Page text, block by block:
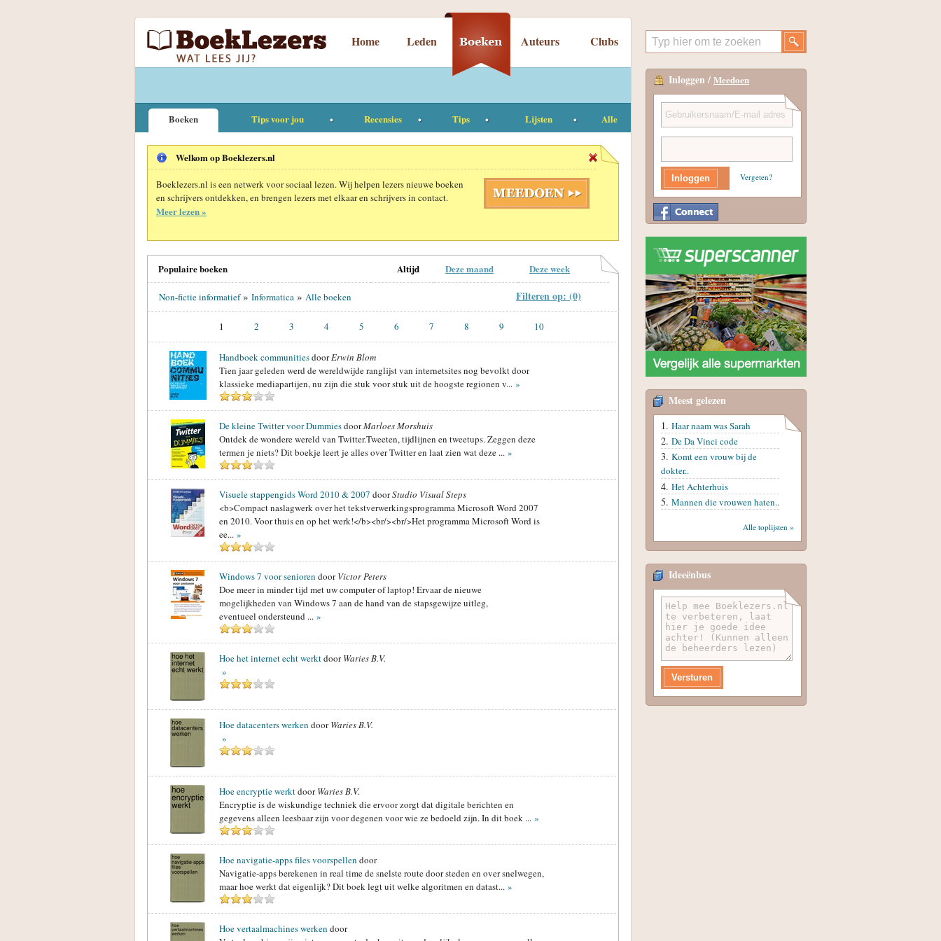
Home Leden Auteurs Clubs
Boeken Tips voor jou Recensies Tips Lijsten Alle
Welkom op Boeklezers.nl
Boeklezers.nl is een netwerk voor sociaal lezen. Wij helpen lezers nieuwe boeken
en schrijvers ontdekken, en brengen lezers met elkaar en schrijvers in contact.
Meer lezen »
Populaire boeken Altijd Deze maand Deze week
Non-fictie informatief» Informatica » Alle boeken Filteren op: (0)
1 2 3 4 5 6 7 8 9 10
Handboek communitiesdoorErwin Blom
Tien jaar geleden werd de wereldwijde ranglijst van internetsites nog bevolkt door
klassieke mediapartijen, nu zijn die stuk voor stuk uit de hoogste regionen v... »
De kleine Twitter voor DummiesdoorMarloes Morshuis
Ontdek de wondere wereld van Twitter.Tweeten, tijdlijnen en tweetups. Zeggen deze
termen je niets? Dit boekje leert je alles over Twitter en laat zien wat deze ... »
Visuele stappengids Word 2010 & 2007 doorStudio Visual Steps
<b>Compact naslagwerk over het tekstverwerkingsprogramma Microsoft Word 2007
en 2010. Voor thuis en op het werk!</b><br/><br/>Het programma Microsoft Word is
ee... »
Windows 7 voor senioren doorVictor Peters
Doe meer in minder tijd met uw computer of laptop! Ervaar de nieuwe
mogelijkheden van Windows 7 aan de hand van de stapsgewijze uitleg,
eventueel ondersteund ... »
Hoe het internet echt werktdoorWaries B.V.
»
Hoe datacenters werken doorWaries B.V.
»
Hoe encryptie werktdoorWaries B.V.
Encryptie is de wiskundige techniek die ervoor zorgt dat digitale berichten en
gegevens alleen leesbaar zijn voor degenen voor wie ze bedoeld zijn. In dit boek ... »
Hoe navigatie-apps files voorspellen door
Navigatie-apps berekenen in real time de snelste route door steden en over snelwegen,
maar hoe werkt dat eigenlijk? Dit boek legt uit welke algoritmen en datast... »
Hoe vertaalmachines werken door
Inloggen / Meedoen
Vergeten?
Meest gelezen
Haar naam was Sarah
De Da Vinci code
Komt een vrouw bij de
dokter..
Het Achterhuis
Mannen die vrouwen haten..
Alle toplijsten »
Ideeënbus